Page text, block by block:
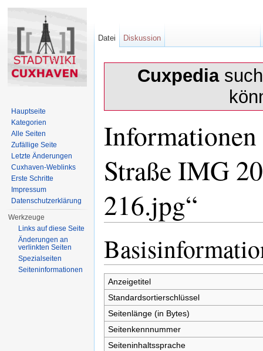
Cuxpedia
Straße IMG
216.jpg“
Anzeigetitel
Standardsortierschlüssel
Seitenlänge (in Bytes)
Seitenkennnummer
Seiteninhaltssprache
Datei Diskussion
Hauptseite
Kategorien
Alle Seiten
Zufällige Seite
Letzte Änderungen
Cuxhaven-Weblinks
Erste Schritte
Impressum
Datenschutzerklärung
Werkzeuge
Links auf diese Seite
Änderungen an
verlinkten Seiten
Spezialseiten
Seiten­informationen